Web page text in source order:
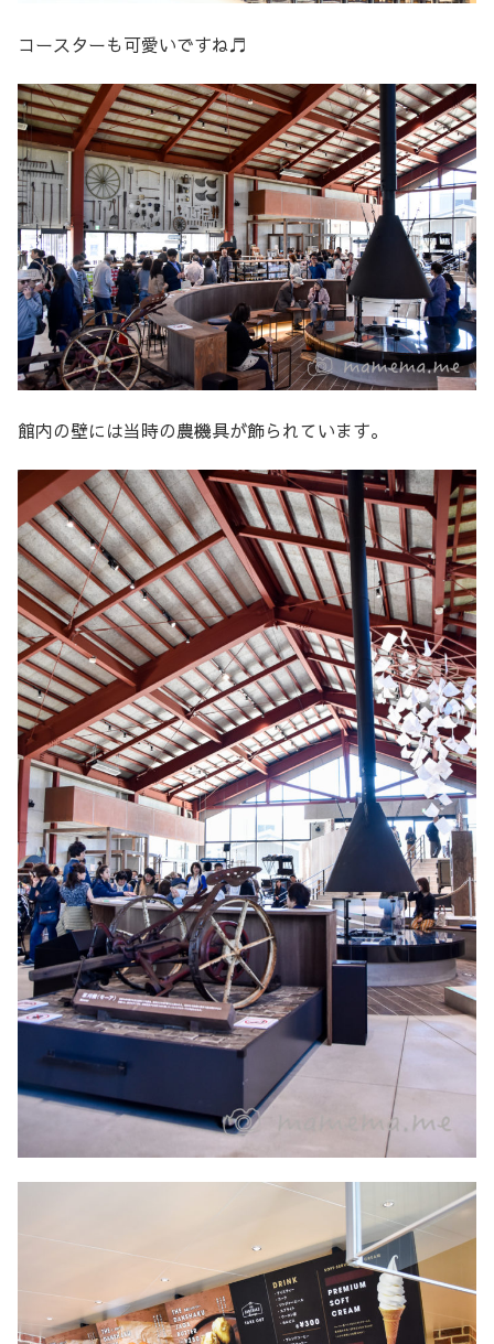
コースターも可愛いですね♬
館内の壁には当時の農機具が飾られています。